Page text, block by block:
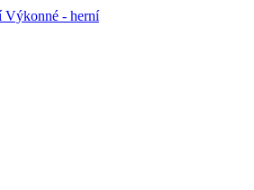
Výkonné - herní